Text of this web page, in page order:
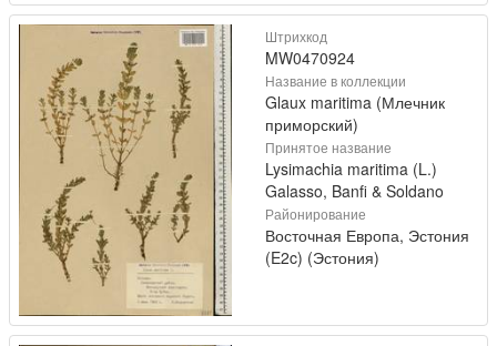
Штрихкод
MW0470924
Название в коллекции
Glaux maritima (Млечник
приморский)
Принятое название
Lysimachia maritima (L.)
Galasso, Banfi & Soldano
Районирование
Восточная Европа, Эстония
(E2c) (Эстония)